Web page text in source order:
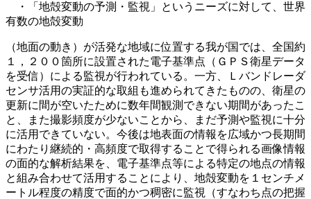
・「地殻変動の予測・監視」というニーズに対して、世界
有数の地殻変動
（地面の動き）が活発な地域に位置する我が国では、全国約
１，２００箇所に設置された電子基準点（ＧＰＳ衛星データ
を受信）による監視が行われている。一方、Ｌバンドレーダ
センサ活用の実証的な取組も進められてきたものの、衛星の
更新に間が空いたために数年間観測できない期間があったこ
と、また撮影頻度が少ないことから、まだ予測や監視に十分
に活用できていない。今後は地表面の情報を広域かつ長期間
にわたり継続的・高頻度で取得することで得られる画像情報
の面的な解析結果を、電子基準点等による特定の地点の情報
と組み合わせて活用することにより、地殻変動を１センチメ
ートル程度の精度で面的かつ稠密に監視（すなわち点の把握